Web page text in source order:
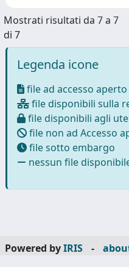
Mostrati risultati da 7 a 7
di 7
Legenda icone
file ad accesso aperto
file disponibili sulla
file disponibili agli
file non ad Accesso
file sotto embargo
nessun file
Powered byIRIS -